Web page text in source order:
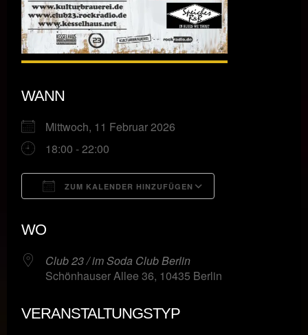
WANN
Mittwoch, 11 Februar 2026
18:00 - 22:00
ZUM KALENDER HINZUFÜGEN
WO
Club 23 / im Soda Club Berlin
Schönhauser Allee 36, 10435 Berlin
VERANSTALTUNGSTYP